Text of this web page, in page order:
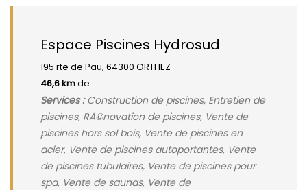
Espace Piscines Hydrosud
195 rte de Pau, 64300 ORTHEZ
46,6 kmde
Services :Construction de piscines, Entretien de
piscines, RÃ©novation de piscines, Vente de
piscines hors sol bois, Vente de piscines en
acier, Vente de piscines autoportantes, Vente
de piscines tubulaires, Vente de piscines pour
spa, Vente de saunas, Vente de